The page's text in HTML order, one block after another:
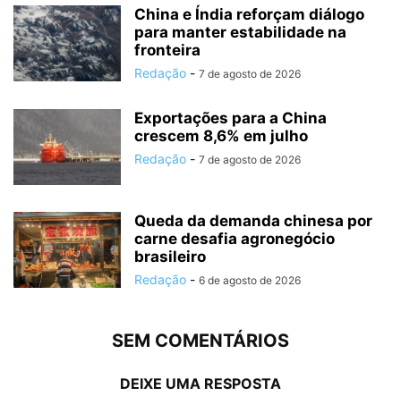
China e Índia reforçam diálogo
para manter estabilidade na
fronteira
Redação - 7 de agosto de 2026
Exportações para a China
crescem 8,6% em julho
Redação - 7 de agosto de 2026
Queda da demanda chinesa por
carne desafia agronegócio
brasileiro
Redação - 6 de agosto de 2026
SEM COMENTÁRIOS
DEIXE UMA RESPOSTA